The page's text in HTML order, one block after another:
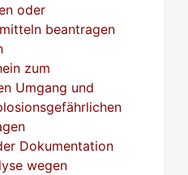
oder
beantragen
zum
Umgang und
Dokumentation
wegen